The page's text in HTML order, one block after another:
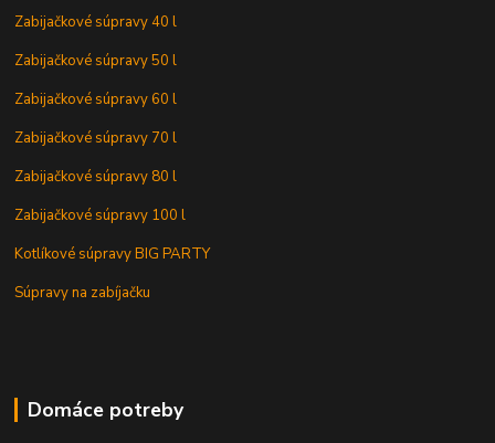
Zabijačkové súpravy 40 l
Zabijačkové súpravy 50 l
Zabijačkové súpravy 60 l
Zabijačkové súpravy 70 l
Zabijačkové súpravy 80 l
Zabijačkové súpravy 100 l
Kotlíkové súpravy BIG PARTY
Súpravy na zabíjačku
Domáce potreby